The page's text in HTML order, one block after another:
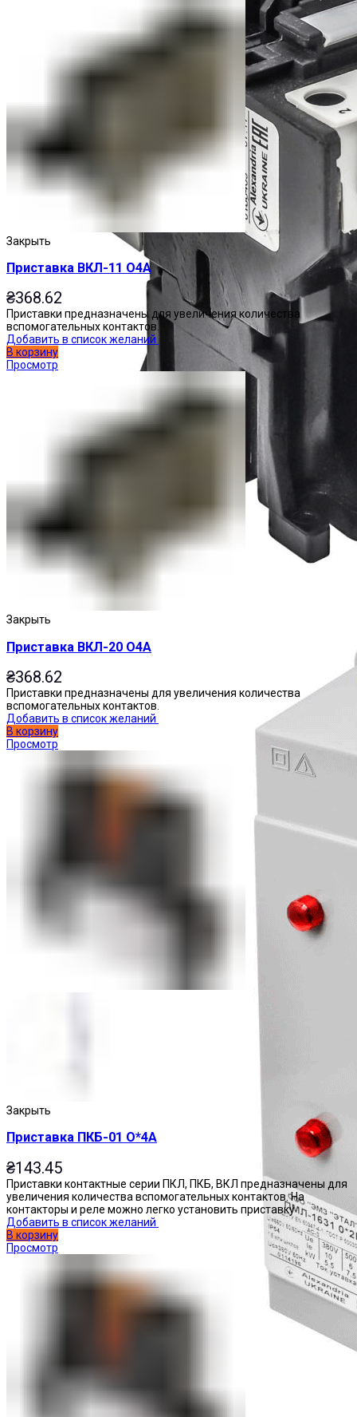
Закрыть
Приставка ВКЛ-11 О4А
₴368.62
Приставки предназначены для увеличения количества
вспомогательных контактов.
Добавить в список желаний
В корзину
Просмотр
Закрыть
Приставка ВКЛ-20 О4А
₴368.62
Приставки предназначены для увеличения количества
вспомогательных контактов.
Добавить в список желаний
В корзину
Просмотр
Закрыть
Приставка ПКБ-01 О*4А
₴143.45
Приставки контактные серии ПКЛ, ПКБ, ВКЛ предназначены для
увеличения количества вспомогательных контактов. На
контакторы и реле можно легко установить приставку
Добавить в список желаний
В корзину
Просмотр